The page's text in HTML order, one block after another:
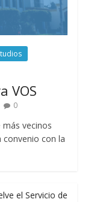
VOS
0
vecinos
convenio con la
el Servicio de